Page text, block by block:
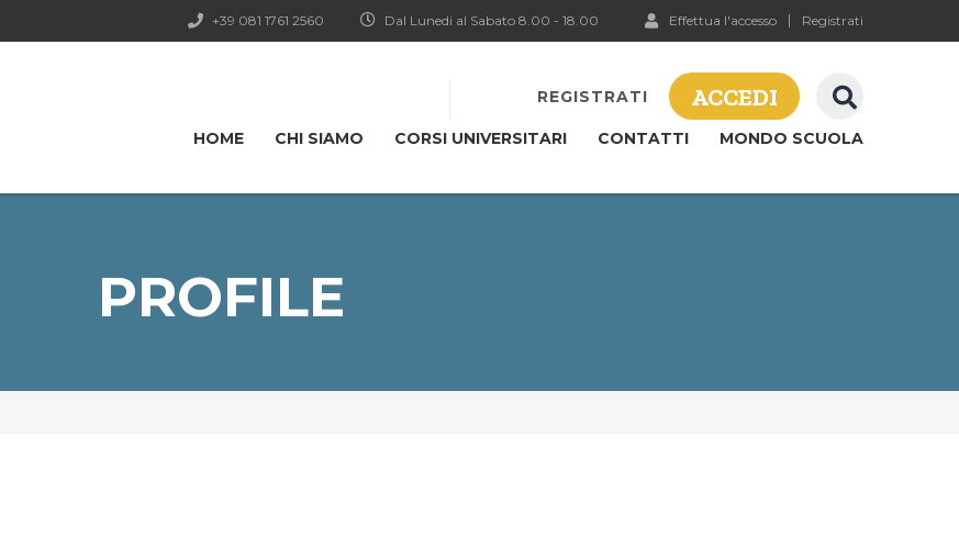
Effettua l'accesso Registrati
Dal Lunedi al Sabato 8.00 - 18.00
+39 081 1761 2560
REGISTRATI ACCEDI
HOME CHI SIAMO CORSI UNIVERSITARI CONTATTI MONDO SCUOLA
PROFILE